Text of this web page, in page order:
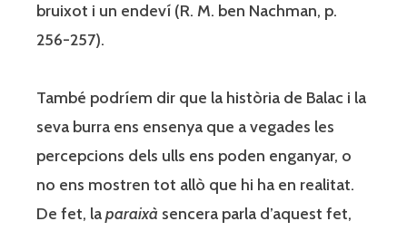
bruixot i un endeví (R. M. ben Nachman, p.
256-257).
També podríem dir que la història de Balac i la
seva burra ens ensenya que a vegades les
percepcions dels ulls ens poden enganyar, o
no ens mostren tot allò que hi ha en realitat.
De fet, laparaixà sencera parla d’aquest fet,